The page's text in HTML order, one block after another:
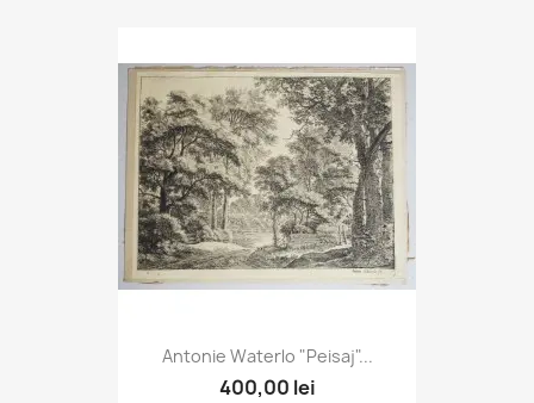
Antonie Waterlo "Peisaj"...
400,00 lei